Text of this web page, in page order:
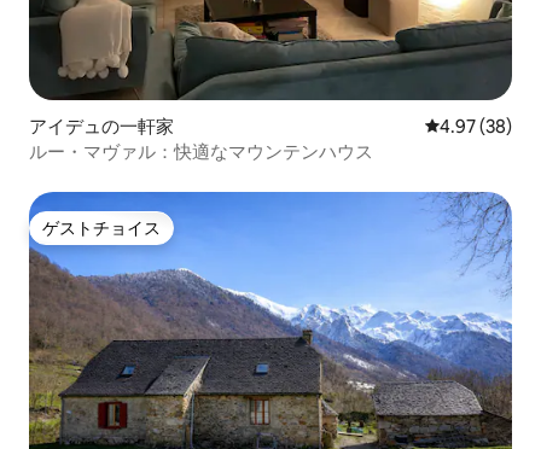
アイデュの一軒家 レビュー38
4.97 (38)
ルー・マヴァル：快適なマウンテンハウス
ゲストチョイス
ゲストチョイス